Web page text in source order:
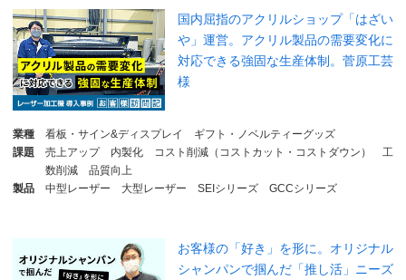
国内屈指のアクリルショップ「はざい
や」運営。アクリル製品の需要変化に
対応できる強固な生産体制。菅原工芸
様
業種 看板・サイン&ディスプレイ
ギフト・ノベルティーグッズ
課題
売上アップ 内製化 コスト削減（コストカット・コストダウン）
工
数削減
品質向上
製品
中型レーザー 大型レーザー SEIシリーズ GCCシリーズ
お客様の「好き」を形に。オリジナル
シャンパンで掴んだ「推し活」ニーズ